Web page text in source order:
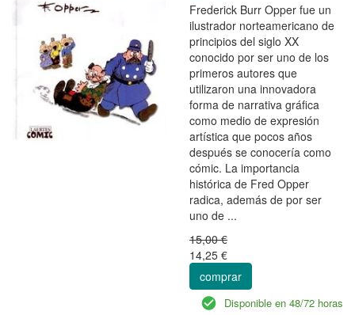
Frederick Burr Opper fue un
ilustrador norteamericano de
principios del siglo XX
conocido por ser uno de los
primeros autores que
utilizaron una innovadora
forma de narrativa gráfica
como medio de expresión
artística que pocos años
después se conocería como
cómic. La importancia
histórica de Fred Opper
radica, además de por ser
uno de ...
15,00 €
14,25 €
comprar
Disponible en 48/72 horas